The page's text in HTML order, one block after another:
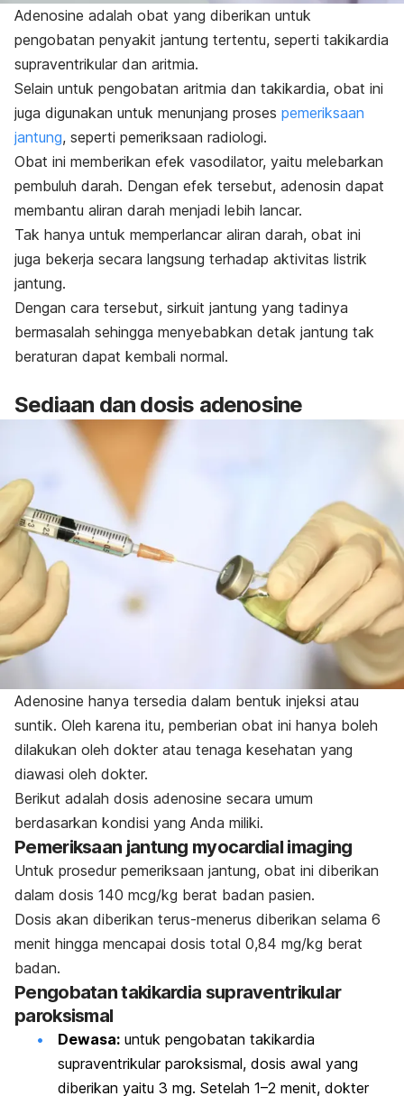
Adenosine adalah obat yang diberikan untuk
pengobatan penyakit jantung tertentu, seperti takikardia
supraventrikular dan aritmia.
Selain untuk pengobatan aritmia dan takikardia, obat ini
juga digunakan untuk menunjang proses pemeriksaan
jantung, seperti pemeriksaan radiologi.
Obat ini memberikan efek vasodilator, yaitu melebarkan
pembuluh darah. Dengan efek tersebut, adenosin dapat
membantu aliran darah menjadi lebih lancar.
Tak hanya untuk memperlancar aliran darah, obat ini
juga bekerja secara langsung terhadap aktivitas listrik
jantung.
Dengan cara tersebut, sirkuit jantung yang tadinya
bermasalah sehingga menyebabkan detak jantung tak
beraturan dapat kembali normal.
Sediaan dan dosis adenosine
Adenosine hanya tersedia dalam bentuk injeksi atau
suntik. Oleh karena itu, pemberian obat ini hanya boleh
dilakukan oleh dokter atau tenaga kesehatan yang
diawasi oleh dokter.
Berikut adalah dosis adenosine secara umum
berdasarkan kondisi yang Anda miliki.
Pemeriksaan jantung myocardial imaging
Untuk prosedur pemeriksaan jantung, obat ini diberikan
dalam dosis 140 mcg/kg berat badan pasien.
Dosis akan diberikan terus-menerus diberikan selama 6
menit hingga mencapai dosis total 0,84 mg/kg berat
badan.
Pengobatan takikardia supraventrikular
paroksismal
Dewasa: untuk pengobatan takikardia
supraventrikular paroksismal, dosis awal yang
diberikan yaitu 3 mg. Setelah 1–2 menit, dokter